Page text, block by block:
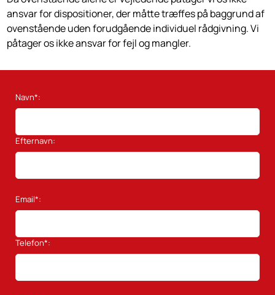
ansvar for dispositioner, der måtte træffes på baggrund af
ovenstående uden forudgående individuel rådgivning. Vi
påtager os ikke ansvar for fejl og mangler.
Navn*:
Efternavn:
Email*:
Telefon*: